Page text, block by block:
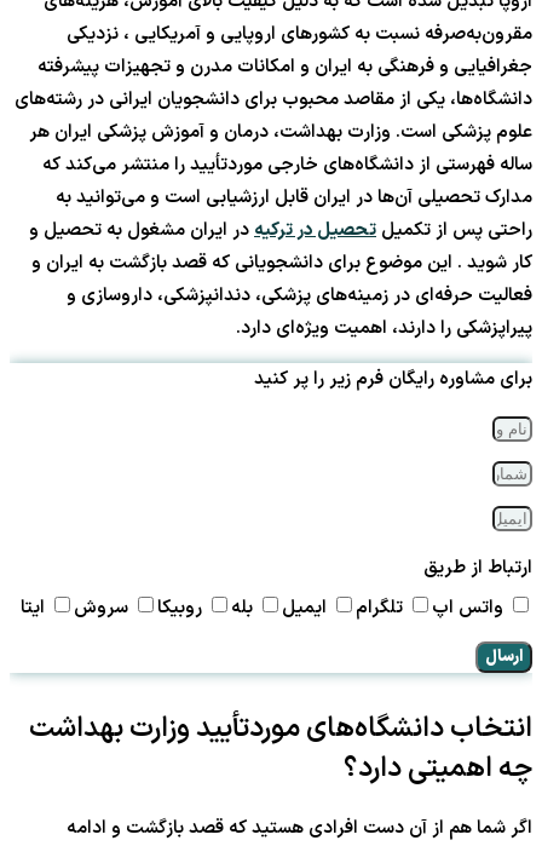
مقرون‌به‌صرفه نسبت به کشورهای اروپایی و آمریکایی ، نزدیکی
جغرافیایی و فرهنگی به ایران و امکانات مدرن و تجهیزات پیشرفته
دانشگاه‌ها، یکی از مقاصد محبوب برای دانشجویان ایرانی در رشته‌های
علوم پزشکی است. وزارت بهداشت، درمان و آموزش پزشکی ایران هر
ساله فهرستی از دانشگاه‌های خارجی موردتأیید را منتشر می‌کند که
مدارک تحصیلی آن‌ها در ایران قابل ارزشیابی است و می‌توانید به
راحتی پس از تکمیل تحصیل در ترکیهدر ایران مشغول به تحصیل و
کار شوید . این موضوع برای دانشجویانی که قصد بازگشت به ایران و
فعالیت حرفه‌ای در زمینه‌های پزشکی، دندانپزشکی، داروسازی و
پیراپزشکی را دارند، اهمیت ویژه‌ای دارد.
برای مشاوره رایگان فرم زیر را پر کنید
ارتباط از طریق
واتس اپ
تلگرام ایمیل بله روبیکا سروش ایتا
ارسال
انتخاب دانشگاه‌های موردتأیید وزارت بهداشت
چه اهمیتی دارد؟
اگر شما هم از آن دست افرادی هستید که قصد بازگشت و ادامه